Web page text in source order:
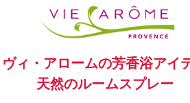
ヴィ・アロームの芳香浴アイ
天然のルームスプレー